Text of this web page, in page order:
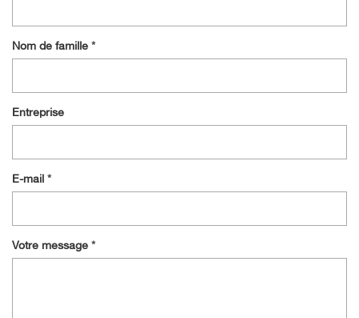
Nom de famille
Entreprise
E-mail
Votre message